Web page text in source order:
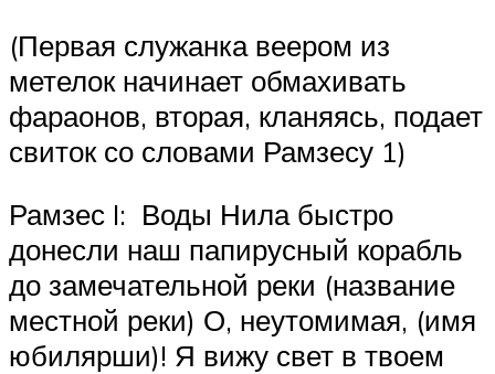
(Первая служанка веером из
метелок начинает обмахивать
фараонов, вторая, кланяясь, подает
свиток со словами Рамзесу 1)
Рамзес I: Воды Нила быстро
донесли наш папирусный корабль
до замечательной реки (название
местной реки) О, неутомимая, (имя
юбилярши)! Я вижу свет в твоем